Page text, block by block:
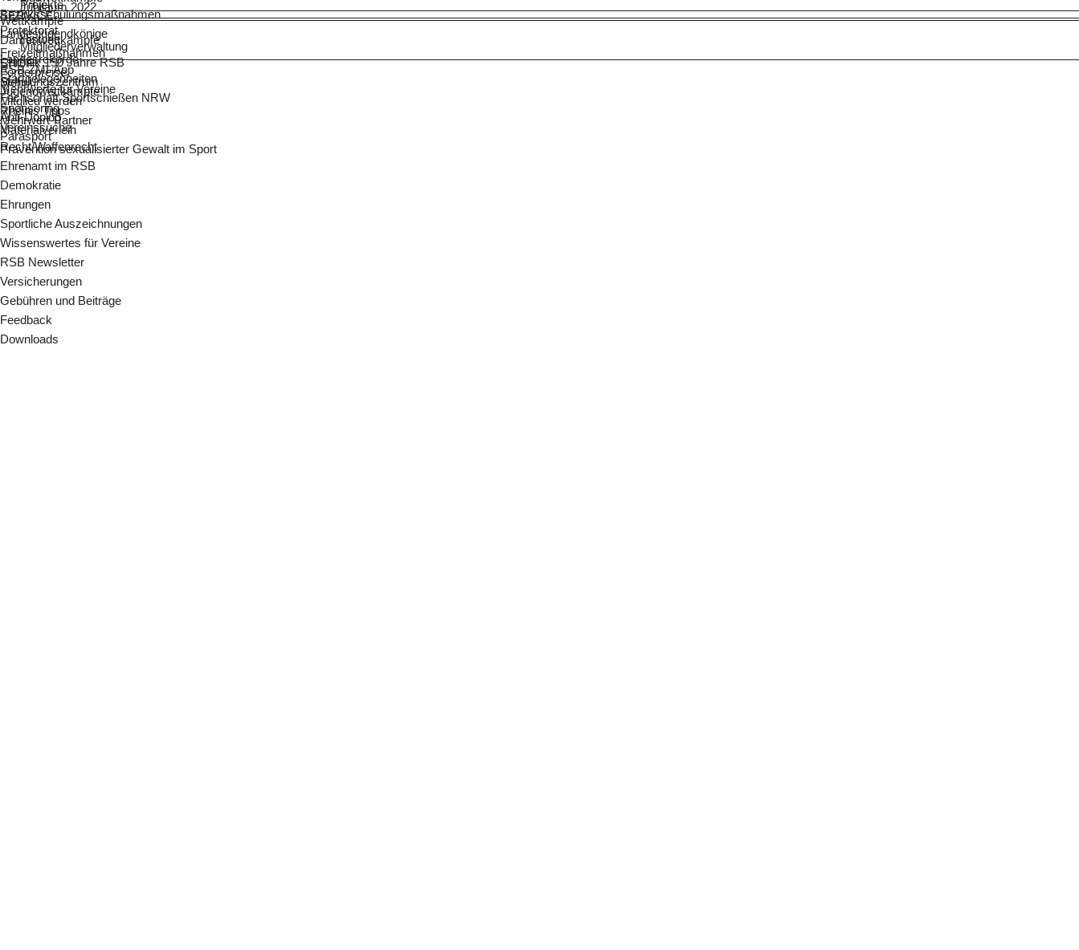
Projekte
Historie
Chronik 150 Jahre RSB
Schulungszentrum
Mitglied werden
Mehrwert-Partner
Wettkämpfe
Damenwettkämpfe
Landesrekorde
Startgelegenheiten
Fachschaft Sportschießen NRW
Anti-Doping
Parasport
Bezirksschulungsmaßnahmen
Landesjugendkönige
Freizeitmaßnahmen
Förderpreise
Jugendwettkämpfe
Rheinis Tipps
Materialverleih
Prävention sexualisierter Gewalt im Sport
Jubiläum 2022
Protektorat
SERVICE
Mitgliederverwaltung
RSB ZMI-App
Mehrwerte für Vereine
Sponsoring
Vereinssuche
Recht/Waffenrecht
Ehrenamt im RSB
Demokratie
Ehrungen
Sportliche Auszeichnungen
Wissenswertes für Vereine
RSB Newsletter
Versicherungen
Gebühren und Beiträge
Feedback
Downloads
SHOP
Mehr...